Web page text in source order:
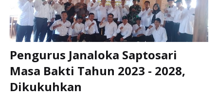
Pengurus Janaloka Saptosari
Masa Bakti Tahun 2023 - 2028,
Dikukuhkan